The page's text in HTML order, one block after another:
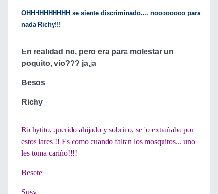
OHHHHHHHHHH se siente discriminado.... noooooooo para
nada Richy!!!
En realidad no, pero era para molestar un
poquito, vio??? ja,ja
Besos
Richy
Richytito, querido ahijado y sobrino, se lo extrañaba por
estos lares!!! Es como cuando faltan los mosquitos... uno
les toma cariño!!!!
Besote
Susy